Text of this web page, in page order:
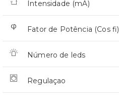
Intensidade (mA)
Fator de Potência (Cos fi)
Número de leds
Regulaçao